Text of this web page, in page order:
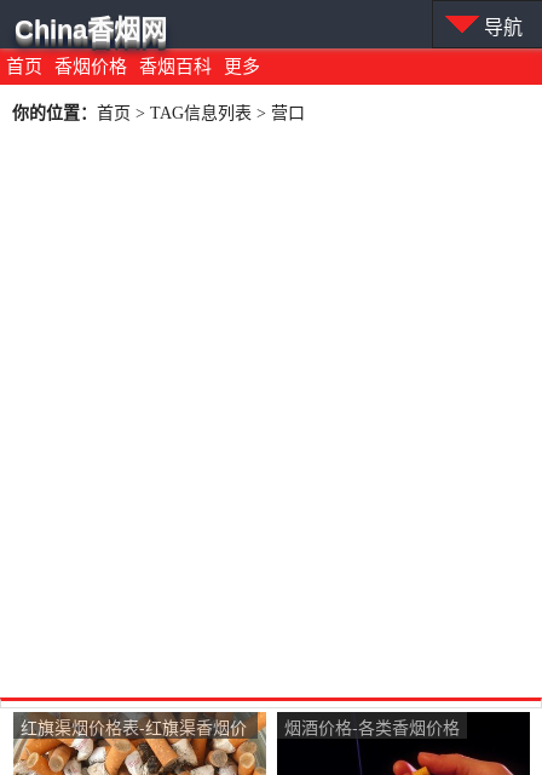
首页 香烟价格 香烟百科 更多
China香烟网 导航
你的位置： 首页 > TAG信息列表 > 营口
红旗渠烟价格表-红旗渠香烟价
格
烟酒价格-各类香烟价格